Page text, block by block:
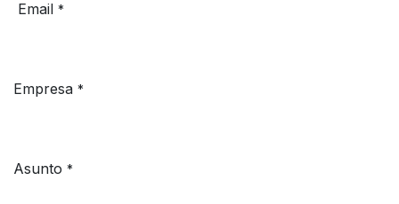
Email *
Empresa *
Asunto *